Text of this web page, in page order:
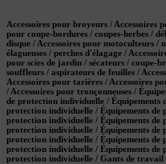
Accessoires pour broyeurs / Accessoires
pour coupe-bordures / coupes-herbes /
disque / Accessoires pour motoculteurs /
élagueuses / perches d'élagage /
pour scies de jardin / sécateurs / coupe-
souffleurs / aspirateurs de feuilles /
Accessoires pour tarières / Accessoires
/ Accessoires pour tronçonneuses /
de protection individuelle / Équipements
protection individuelle / Équipements de
protection individuelle / Équipements de
protection individuelle / Équipements de
protection individuelle / Équipements de
protection individuelle / Équipements de
protection individuelle / Gants de travail